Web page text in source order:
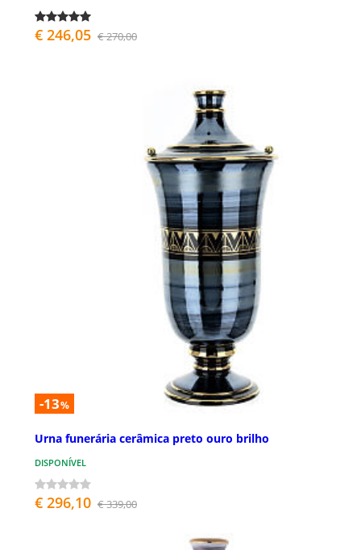
€ 246,05 € 270,00
-13%
Urna funerária cerâmica preto ouro brilho
DISPONÍVEL
€ 296,10 € 339,00